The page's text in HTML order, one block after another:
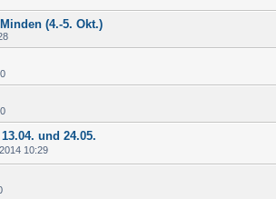
(4.-5. Okt.)
und 24.05.
10:29